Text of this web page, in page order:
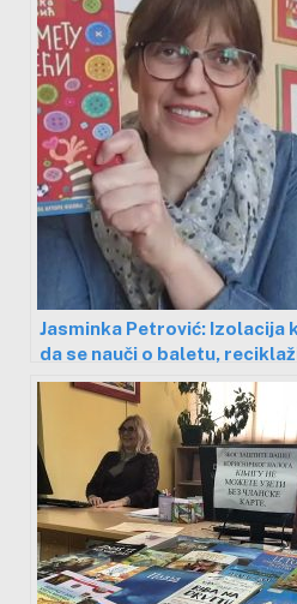
Jasminka Petrović: Izolacija
da se nauči o baletu,
vrapcima